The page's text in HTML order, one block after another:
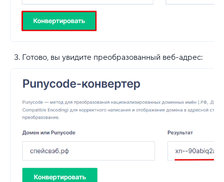
Готово, вы увидите преобразованный веб-адрес: